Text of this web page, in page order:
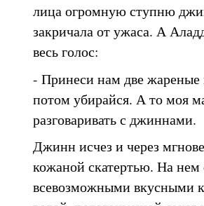
лица огромную ступню
закричала от ужаса. А
весь голос:
- Принеси нам две
потом убирайся. А то моя
разговаривать с джиннами.
Джинн исчез и через
кожаной скатертью. На нем
всевозможными вкусными